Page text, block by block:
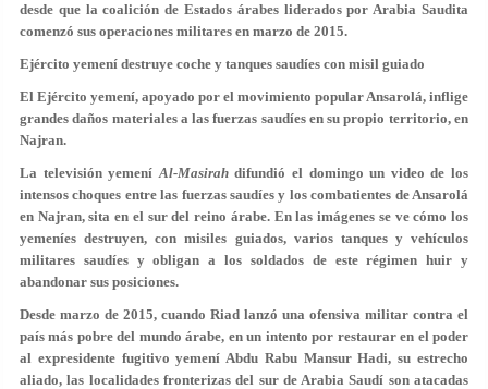
desde que la coalición de Estados árabes liderados por Arabia Saudita
comenzó sus operaciones militares en marzo de 2015.
Ejército yemení destruye coche y tanques saudíes con misil guiado
El Ejército yemení, apoyado por el movimiento popular Ansarolá, inflige
grandes daños materiales a las fuerzas saudíes en su propio territorio, en
Najran.
La televisión yemeníAl-Masirahdifundió el domingo un video de los
intensos choques entre las fuerzas saudíes y los combatientes de Ansarolá
en Najran, sita en el sur del reino árabe. En las imágenes se ve cómo los
yemeníes destruyen, con misiles guiados, varios tanques y vehículos
militares saudíes y obligan a los soldados de este régimen huir y
abandonar sus posiciones.
Desde marzo de 2015, cuando Riad lanzó una ofensiva militar contra el
país más pobre del mundo árabe, en un intento por restaurar en el poder
al expresidente fugitivo yemení Abdu Rabu Mansur Hadi, su estrecho
aliado, las localidades fronterizas del sur de Arabia Saudí son atacadas